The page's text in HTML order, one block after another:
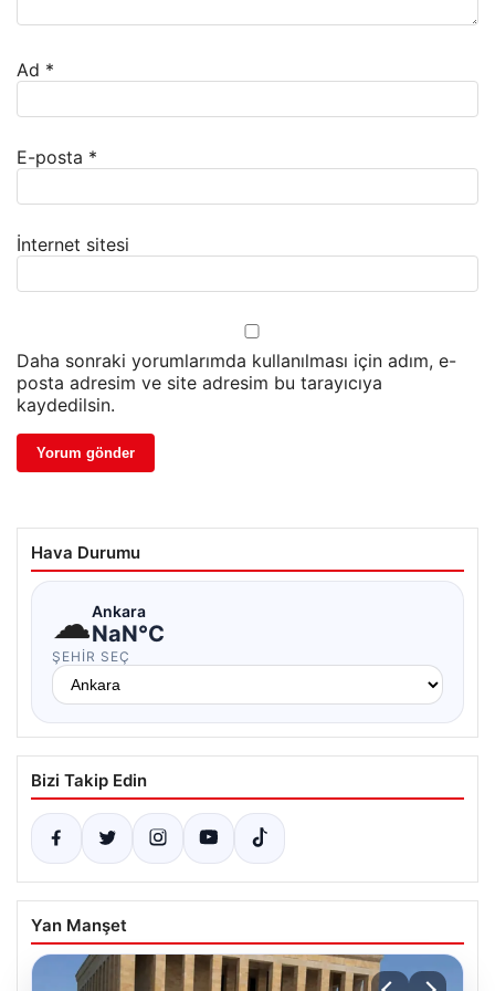
Ad *
E-posta *
İnternet sitesi
Daha sonraki yorumlarımda kullanılması için adım, e-
posta adresim ve site adresim bu tarayıcıya
kaydedilsin.
Hava Durumu
☁Ankara
NaN°C
ŞEHIR SEÇ
Bizi Takip Edin
Yan Manşet